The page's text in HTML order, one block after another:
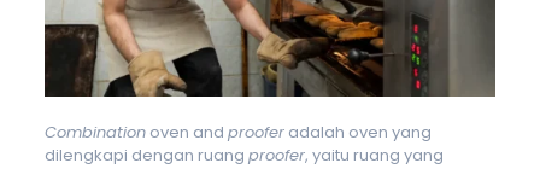
Combinationoven and prooferadalah oven yang
dilengkapi dengan ruang proofer, yaitu ruang yang